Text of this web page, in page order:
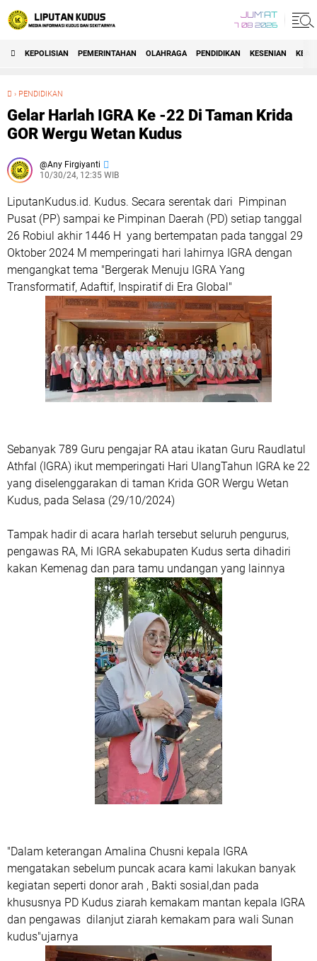
JUM'AT
7 08 2026
KEPOLISIAN PEMERINTAHAN OLAHRAGA PENDIDIKAN KESENIAN
› PENDIDIKAN
Gelar Harlah IGRA Ke -22 Di Taman Krida
GOR Wergu Wetan Kudus
Any Firgiyanti
10/30/24, 12:35 WIB
LiputanKudus.id. Kudus. Secara serentak dari Pimpinan
Pusat (PP) sampai ke Pimpinan Daerah (PD) setiap tanggal
26 Robiul akhir 1446 H yang bertempatan pada tanggal 29
Oktober 2024 M memperingati hari lahirnya IGRA dengan
mengangkat tema "Bergerak Menuju IGRA Yang
Transformatif, Adaftif, Inspiratif di Era Global"
Sebanyak 789 Guru pengajar RA atau ikatan Guru Raudlatul
Athfal (IGRA) ikut memperingati Hari UlangTahun IGRA ke 22
yang diselenggarakan di taman Krida GOR Wergu Wetan
Kudus, pada Selasa (29/10/2024)
Tampak hadir di acara harlah tersebut seluruh pengurus,
pengawas RA, Mi IGRA sekabupaten Kudus serta dihadiri
kakan Kemenag dan para tamu undangan yang lainnya
"Dalam keterangan Amalina Chusni kepala IGRA
mengatakan sebelum puncak acara kami lakukan banyak
kegiatan seperti donor arah , Bakti sosial,dan pada
khususnya PD Kudus ziarah kemakam mantan kepala IGRA
dan pengawas dilanjut ziarah kemakam para wali Sunan
kudus"ujarnya